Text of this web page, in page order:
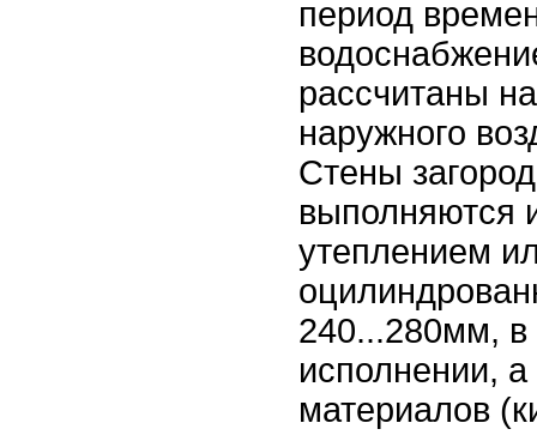
период
рассчитаны
наружного
Стены
выполняются
утеплением
240...280мм,
исполнении,
материалов